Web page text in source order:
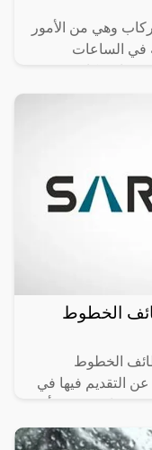
وهي من الأمور
في الساعات
الخطوط
الخطوط
التقديم فيها في